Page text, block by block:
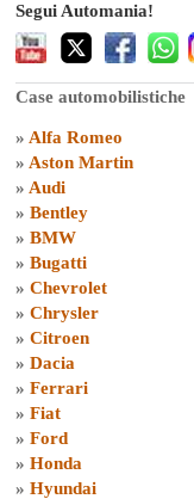
Segui Automania!
Case automobilistiche
» Alfa Romeo
» Aston Martin
» Audi
» Bentley
» BMW
» Bugatti
» Chevrolet
» Chrysler
» Citroen
» Dacia
» Ferrari
» Fiat
» Ford
» Honda
» Hyundai